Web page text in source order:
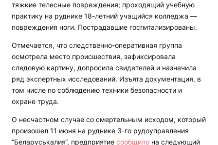
тяжкие телесные повреждения; проходящий учебную
практику на руднике 18-летний учащийся колледжа —
повреждения ноги. Пострадавшие госпитализированы.
Отмечается, что следственно-оперативная группа
осмотрела место происшествия, зафиксировала
следовую картину, допросила свидетелей и назначила
ряд экспертных исследований. Изъята документация, в
том числе по соблюдению техники безопасности и
охране труда.
О несчастном случае со смертельным исходом, который
произошел 11 июня на руднике 3-го рудоуправления
“Беларуськалия“, предприятие сообщило на следующий